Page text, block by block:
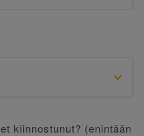
kiinnostunut? (enintään